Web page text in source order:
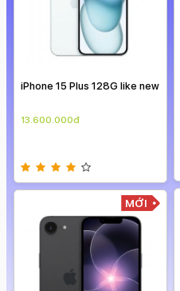
Điện thoại iPhone 17e
17.490.000đ
99%